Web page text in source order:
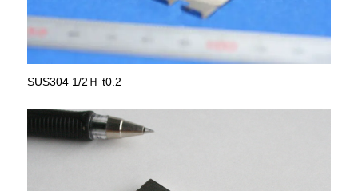
SUS304 1/2Ｈ t0.2